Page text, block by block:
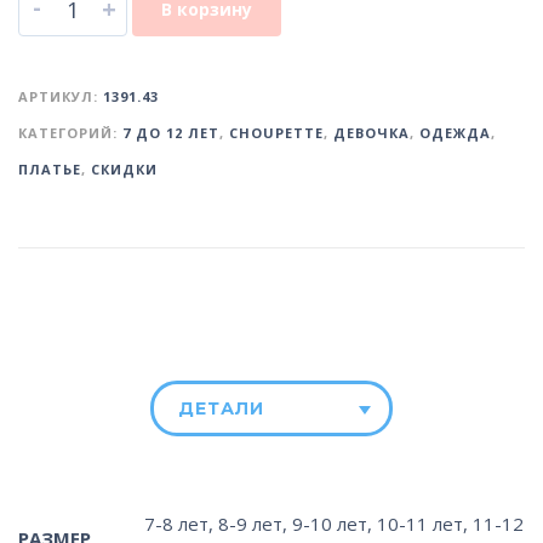
- + В корзину
АРТИКУЛ: 1391.43
КАТЕГОРИЙ: 7 ДО 12 ЛЕТ, CHOUPETTE, ДЕВОЧКА, ОДЕЖДА,
ПЛАТЬЕ, СКИДКИ
ДЕТАЛИ
7-8 лет, 8-9 лет, 9-10 лет, 10-11 лет, 11-12